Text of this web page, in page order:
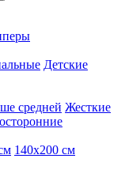
Детские
средней Жесткие
140х200 см